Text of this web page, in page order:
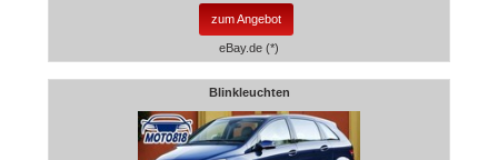
zum Angebot
eBay.de (*)
Blinkleuchten